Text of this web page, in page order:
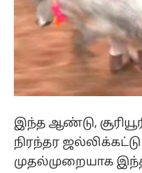
இந்த ஆண்டு,
நிரந்தர
முதல்முறையாக